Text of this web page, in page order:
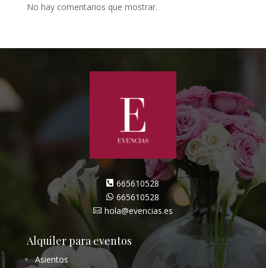
No hay comentarios que mostrar.
 665610528
 665610528
 hola@evencias.es
Alquiler para eventos
Asientos